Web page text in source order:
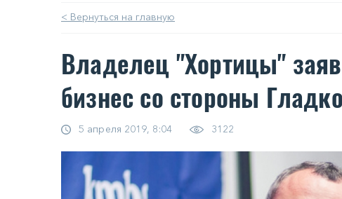
< Вернуться на главную
Владелец "Хортицы"
бизнес со стороны
5 апреля 2019, 8:04 3122